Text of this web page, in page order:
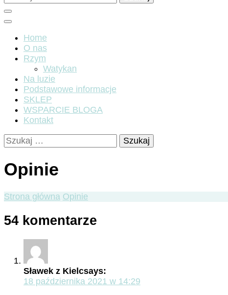
Home
O nas
Rzym
Watykan
Na luzie
Podstawowe informacje
SKLEP
WSPARCIE BLOGA
Kontakt
Szukaj:
Opinie
Strona główna Opinie
54 komentarze
Sławek z Kielcsays:
18 października 2021 w 14:29